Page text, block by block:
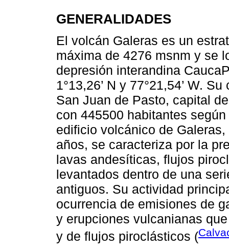
GENERALIDADES
El volcán Galeras es un
máxima de 4276 msnm y se
depresión interandina
1°13,26’ N y 77°21,54’ W.
San Juan de Pasto, capital
con 445500 habitantes
edificio volcánico de
años, se caracteriza por la
lavas andesíticas, flujos
levantados dentro de una
antiguos. Su actividad
ocurrencia de emisiones de
y erupciones vulcanianas
y de flujos piroclásticos (